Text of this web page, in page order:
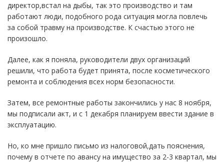
директор,встал на дыбы, так это производство и там
работают люди, подобного рода ситуация могла повлечь
за собой травму на производстве. К счастью этого не
произошло.
Далее, как я поняла, руководители двух организаций
решили, что работа будет принята, после косметического
ремонта и соблюдения всех норм безопасности.
Затем, все ремонтные работы закончились у нас 8 ноября,
мы подписали акт, и с 1 декабря планируем ввести здание в
эксплуатацию.
Но, ко мне пришло письмо из налоговой,дать пояснения,
почему в отчете по авансу на имущество за 2-3 квартал, мы